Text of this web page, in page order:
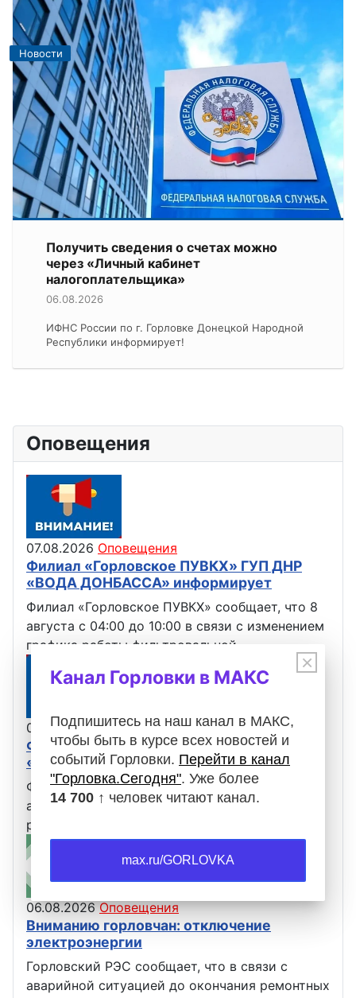
Новости
Получить сведения о счетах можно
через «Личный кабинет
налогоплательщика»
06.08.2026
ИФНС России по г. Горловке Донецкой Народной
Республики информирует!
Оповещения
07.08.2026 Оповещения
Филиал «Горловское ПУВКХ» ГУП ДНР
«ВОДА ДОНБАССА» информирует
Филиал «Горловское ПУВКХ» сообщает, что 8
августа с 04:00 до 10:00 в связи с изменением
графика работы фильтровальной…
07.08.2026 Оповещения
Филиал «Горловское ПУВКХ» ГУП ДНР
«ВОДА ДОНБАССА» информирует
Филиал «Горловское ПУВКХ» сообщает, что 7
августа в связи с проведением ремонтных
работ изменен график подачи воды от…
06.08.2026 Оповещения
Вниманию горловчан: отключение
электроэнергии
Горловский РЭС сообщает, что в связи с
аварийной ситуацией до окончания ремонтных
×
Канал Горловки в МАКС
Подпишитесь на наш канал в МАКС,
чтобы быть в курсе всех новостей и
событий Горловки. Перейти в канал
"Горловка.Сегодня". Уже более
14 700 ↑ человек читают канал.
max.ru/GORLOVKA